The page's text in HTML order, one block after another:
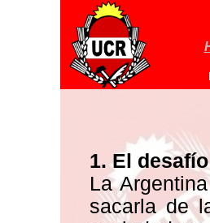
1. El desafío
La
sacarla de